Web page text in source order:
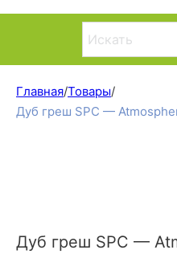
Главная/Товары/
Дуб греш SPC —
Дуб греш SPC —